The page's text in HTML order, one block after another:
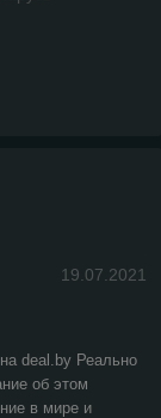
19.07.2021
deal.by Реально
об этом
в мире и